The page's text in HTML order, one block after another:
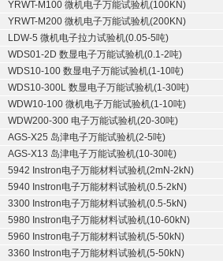
YRWT-M100 微机电子万能试验机(100KN)
YRWT-M200 微机电子万能试验机(200KN)
LDW-5 微机电子拉力试验机(0.05-5吨)
WDS01-2D 数显电子万能试验机(0.1-2吨)
WDS10-100 数显电子万能试验机(1-10吨)
WDS10-300L 数显电子万能试验机(1-30吨)
WDW10-100 微机电子万能试验机(1-10吨)
WDW200-300 电子万能试验机(20-30吨)
AGS-X25 岛津电子万能试验机(2-5吨)
AGS-X13 岛津电子万能试验机(10-30吨)
5942 Instron电子万能材料试验机(2mN-2kN)
5940 Instron电子万能材料试验机(0.5-2kN)
3300 Instron电子万能材料试验机(0.5-5kN)
5980 Instron电子万能材料试验机(10-60kN)
5960 Instron电子万能材料试验机(5-50kN)
3360 Instron电子万能材料试验机(5-50kN)